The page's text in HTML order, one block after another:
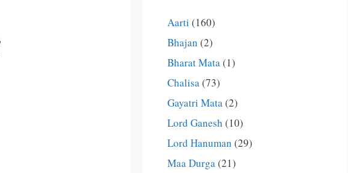
Aarti (160)
Bhajan (2)
Bharat Mata(1)
Chalisa(73)
Gayatri Mata(2)
Lord Ganesh (10)
Lord Hanuman (29)
Maa Durga(21)